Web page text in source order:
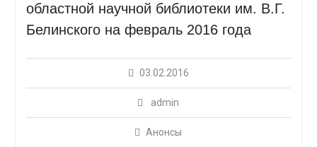
областной научной библиотеки им. В.Г.
Белинского на февраль 2016 года
03.02.2016
admin
Анонсы